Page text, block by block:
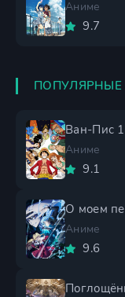
Аниме
9.7
Ван-Пис 1
Аниме
9.1
О моем
Аниме
9.6